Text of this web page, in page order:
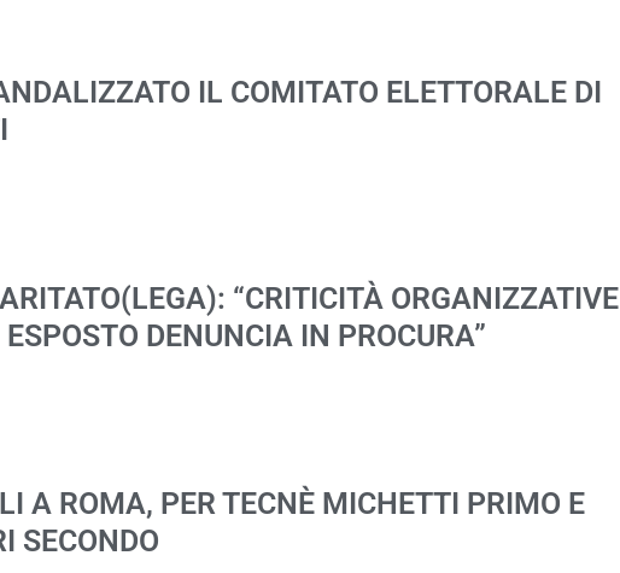
IL COMITATO ELETTORALE DI
“CRITICITÀ ORGANIZZATIVE
DENUNCIA IN PROCURA”
A ROMA, PER TECNÈ MICHETTI PRIMO E
SECONDO